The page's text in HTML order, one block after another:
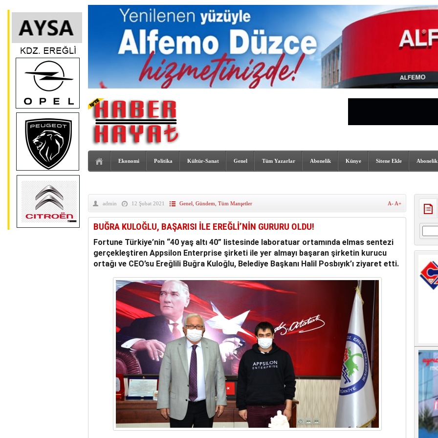
Ekonomi Politika Kültür-Sanat Genel Tüm Yazarlar Abonelik Künye Sitene Ekle Abonelik
admin 12 Şubat 2021 Genel Gündem Tüm Manşetler A- A+
BUĞRA KULOĞLU, BAŞARISI İLE EREĞLİ’NİN GURURU OLDU!
Fortune Türkiye’nin “40 yaş altı 40” listesinde laboratuar ortamında elmas sentezi
gerçekleştiren Appsilon Enterprise şirketi ile yer almayı başaran şirketin kurucu
ortağı ve CEO’su Ereğlili Buğra Kuloğlu, Belediye Başkanı Halil Posbıyık’ı ziyaret etti.
Arama: